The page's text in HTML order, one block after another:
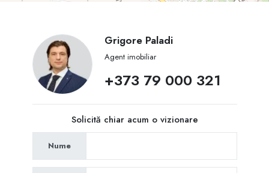
Grigore Paladi
Agent imobiliar
+373 79 000 321
Solicită chiar acum o vizionare
Nume